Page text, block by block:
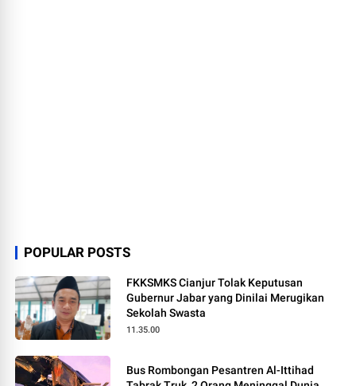
POPULAR POSTS
FKKSMKS Cianjur Tolak Keputusan
Gubernur Jabar yang Dinilai Merugikan
Sekolah Swasta
11.35.00
Bus Rombongan Pesantren Al-Ittihad